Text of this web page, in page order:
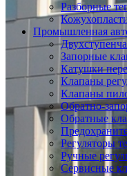
Разборные
Промышленная
Запорные
Катушки
Клапаны
Клапаны
Обратно-
Обратные
Регуляторы
Ручные
Сервисные